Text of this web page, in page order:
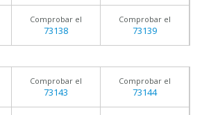
Comprobar el
73138
Comprobar el
73139
Comprobar el
73143
Comprobar el
73144